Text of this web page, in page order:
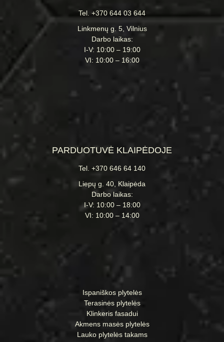
Tel. +370 644 03 644
Linkmenų g. 5, Vilnius
Darbo laikas:
I-V: 10:00 – 19:00
VI: 10:00 – 16:00
PARDUOTUVĖ KLAIPĖDOJE
Tel. +370 646 64 140
Liepų g. 40, Klaipėda
Darbo laikas:
I-V: 10:00 – 18:00
VI: 10:00 – 14:00
Ispaniškos plytelės
Terasinės plytelės
Klinkeris fasadui
Akmens masės plytelės
Lauko plytelės takams